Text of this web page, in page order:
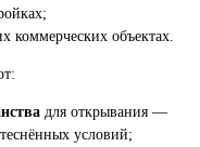
коммерческих объектах.
для открывания —
условий;